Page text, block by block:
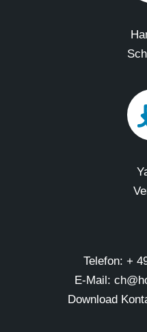
Telefon: +
E-Mail:
Download